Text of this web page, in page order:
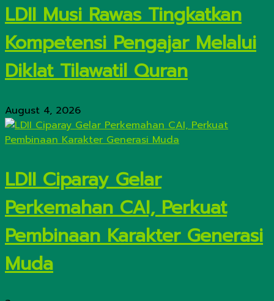
LDII Musi Rawas Tingkatkan
Kompetensi Pengajar Melalui
Diklat Tilawatil Quran
August 4, 2026
LDII Ciparay Gelar
Perkemahan CAI, Perkuat
Pembinaan Karakter Generasi
Muda